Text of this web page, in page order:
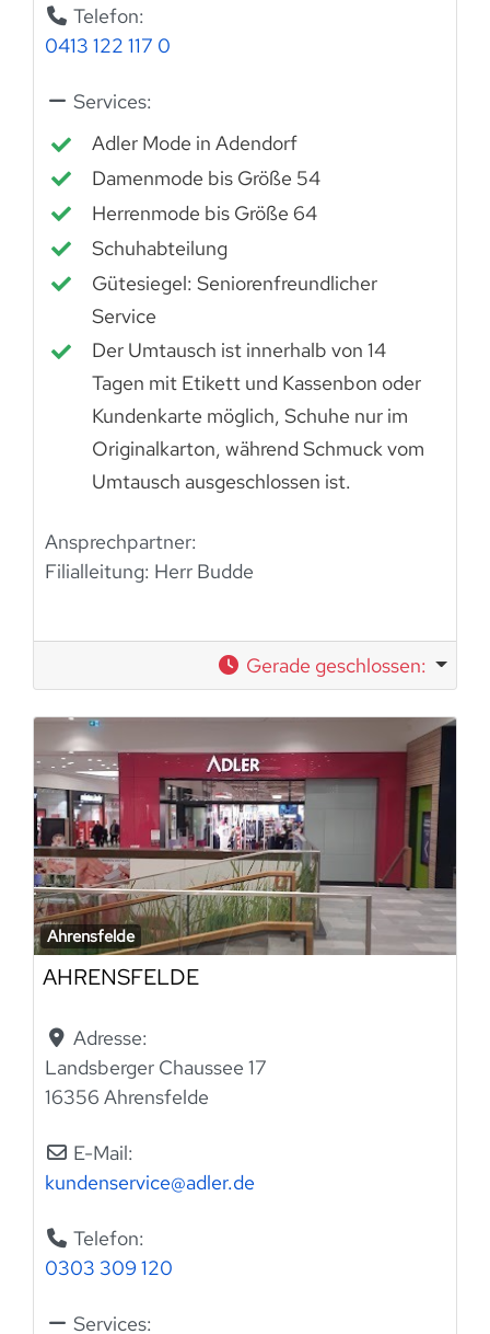
Telefon:
0413 122 117 0
Services:
Adler Mode in Adendorf
Damenmode bis Größe 54
Herrenmode bis Größe 64
Schuhabteilung
Gütesiegel: Seniorenfreundlicher
Service
Der Umtausch ist innerhalb von 14
Tagen mit Etikett und Kassenbon oder
Kundenkarte möglich, Schuhe nur im
Originalkarton, während Schmuck vom
Umtausch ausgeschlossen ist.
Ansprechpartner:
Filialleitung: Herr Budde
Gerade geschlossen:
Ahrensfelde
AHRENSFELDE
Adresse:
Landsberger Chaussee 17
16356 Ahrensfelde
E-Mail:
kundenservice@adler.de
Telefon:
0303 309 120
Services: